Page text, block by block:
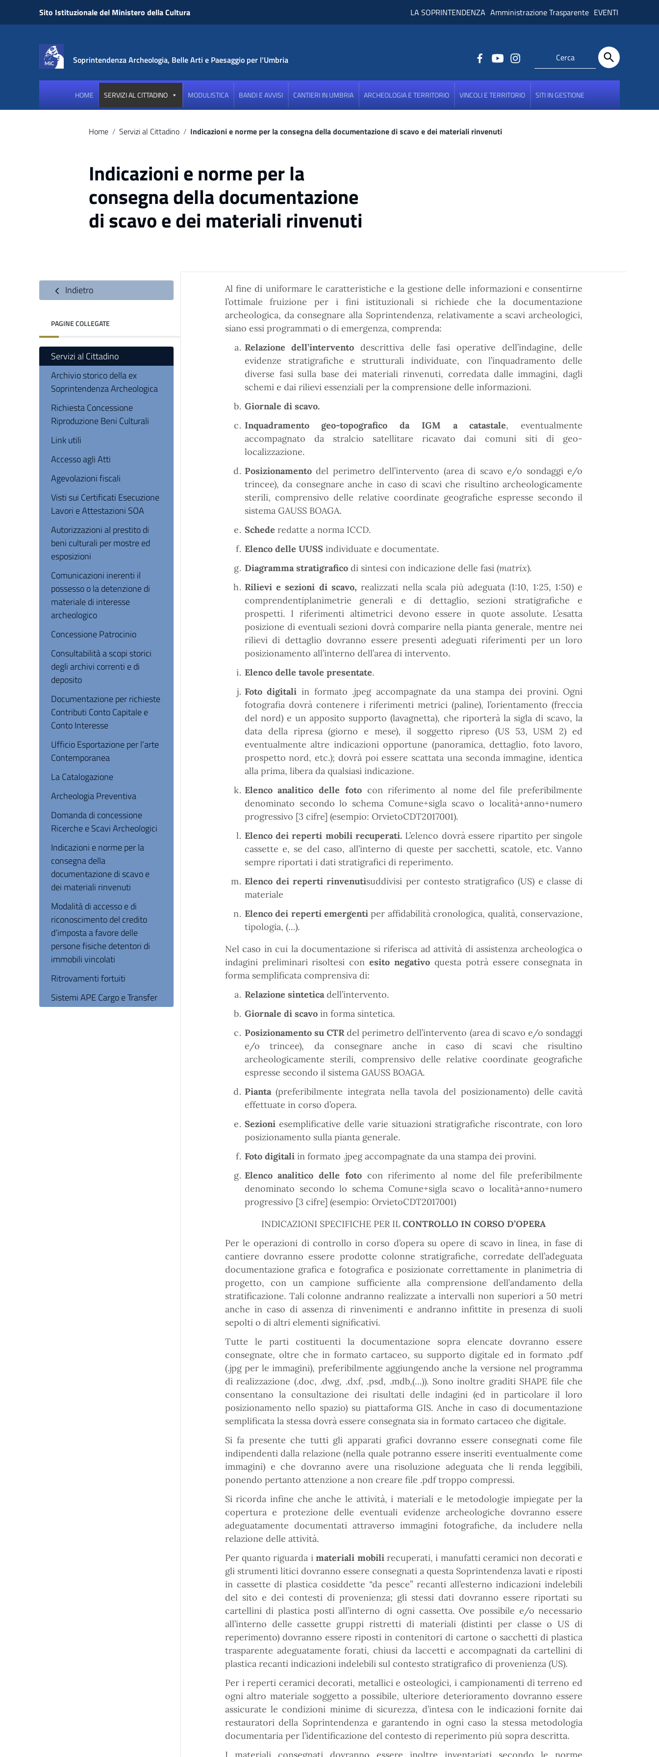
Vai ai contenuti
Vai al menu di navigazione
Sito Istituzionale del Ministero della Cultura LA SOPRINTENDENZA Amministrazione Trasparente EVENTI
Soprintendenza Archeologia, Belle Arti e Paesaggio per l'Umbria
HOME SERVIZI AL CITTADINO MODULISTICA BANDI E AVVISI CANTIERI IN UMBRIA ARCHEOLOGIA E TERRITORIO VINCOLI E TERRITORIO SITI IN GESTIONE
Home / Servizi al Cittadino / Indicazioni e norme per la consegna della documentazione di scavo e dei materiali rinvenuti
Indicazioni e norme per la
consegna della documentazione
di scavo e dei materiali rinvenuti
Indietro
PAGINE COLLEGATE
Servizi al Cittadino
Archivio storico della ex
Soprintendenza Archeologica
Richiesta Concessione
Riproduzione Beni Culturali
Link utili
Accesso agli Atti
Agevolazioni fiscali
Visti sui Certificati Esecuzione
Lavori e Attestazioni SOA
Autorizzazioni al prestito di
beni culturali per mostre ed
esposizioni
Comunicazioni inerenti il
possesso o la detenzione di
materiale di interesse
archeologico
Concessione Patrocinio
Consultabilità a scopi storici
degli archivi correnti e di
deposito
Documentazione per richieste
Contributi Conto Capitale e
Conto Interesse
Ufficio Esportazione per l’arte
Contemporanea
La Catalogazione
Archeologia Preventiva
Domanda di concessione
Ricerche e Scavi Archeologici
Indicazioni e norme per la
consegna della
documentazione di scavo e
dei materiali rinvenuti
Modalità di accesso e di
riconoscimento del credito
d’imposta a favore delle
persone fisiche detentori di
immobili vincolati
Ritrovamenti fortuiti
Sistemi APE Cargo e Transfer
Al fine di uniformare le caratteristiche e la gestione delle informazioni e consentirne
l’ottimale fruizione per i fini istituzionali si richiede che la documentazione
archeologica, da consegnare alla Soprintendenza, relativamente a scavi archeologici,
siano essi programmati o di emergenza, comprenda:
Relazione dell’interventodescrittiva delle fasi operative dell’indagine, delle
evidenze stratigrafiche e strutturali individuate, con l’inquadramento delle
diverse fasi sulla base dei materiali rinvenuti, corredata dalle immagini, dagli
schemi e dai rilievi essenziali per la comprensione delle informazioni.
Giornale di scavo.
Inquadramento geo-topografico da IGM a catastale, eventualmente
accompagnato da stralcio satellitare ricavato dai comuni siti di geo-
localizzazione.
Posizionamentodel perimetro dell’intervento (area di scavo e/o sondaggi e/o
trincee), da consegnare anche in caso di scavi che risultino archeologicamente
sterili, comprensivo delle relative coordinate geografiche espresse secondo il
sistema GAUSS BOAGA.
Schede redatte a norma ICCD.
Elenco delle UUSS individuate e documentate.
Diagramma stratigrafico di sintesi con indicazione delle fasi (matrix).
Rilievi e sezioni di scavo,realizzati nella scala più adeguata (1:10, 1:25, 1:50) e
comprendentiplanimetrie generali e di dettaglio, sezioni stratigrafiche e
prospetti. I riferimenti altimetrici devono essere in quote assolute. L’esatta
posizione di eventuali sezioni dovrà comparire nella pianta generale, mentre nei
rilievi di dettaglio dovranno essere presenti adeguati riferimenti per un loro
posizionamento all’interno dell’area di intervento.
Elenco delle tavole presentate.
Foto digitali in formato .jpeg accompagnate da una stampa dei provini. Ogni
fotografia dovrà contenere i riferimenti metrici (paline), l’orientamento (freccia
del nord) e un apposito supporto (lavagnetta), che riporterà la sigla di scavo, la
data della ripresa (giorno e mese), il soggetto ripreso (US 53, USM 2) ed
eventualmente altre indicazioni opportune (panoramica, dettaglio, foto lavoro,
prospetto nord, etc.); dovrà poi essere scattata una seconda immagine, identica
alla prima, libera da qualsiasi indicazione.
Elenco analitico delle foto con riferimento al nome del file preferibilmente
denominato secondo lo schema Comune+sigla scavo o località+anno+numero
progressivo [3 cifre] (esempio: OrvietoCDT2017001).
Elenco dei reperti mobili recuperati. L’elenco dovrà essere ripartito per singole
cassette e, se del caso, all’interno di queste per sacchetti, scatole, etc. Vanno
sempre riportati i dati stratigrafici di reperimento.
Elenco dei reperti rinvenutisuddivisi per contesto stratigrafico (US) e classe di
materiale
Elenco dei reperti emergentiper affidabilità cronologica, qualità, conservazione,
tipologia, (…).
Nel caso in cui la documentazione si riferisca ad attività di assistenza archeologica o
indagini preliminari risoltesi conesito negativo questa potrà essere consegnata in
forma semplificata comprensiva di:
Relazione sinteticadell’intervento.
Giornale di scavoin forma sintetica.
Posizionamento su CTRdel perimetro dell’intervento (area di scavo e/o sondaggi
e/o trincee), da consegnare anche in caso di scavi che risultino
archeologicamente sterili, comprensivo delle relative coordinate geografiche
espresse secondo il sistema GAUSS BOAGA.
Pianta(preferibilmente integrata nella tavola del posizionamento) delle cavità
effettuate in corso d’opera.
Sezioniesemplificative delle varie situazioni stratigrafiche riscontrate, con loro
posizionamento sulla pianta generale.
Foto digitali in formato .jpeg accompagnate da una stampa dei provini.
Elenco analitico delle foto con riferimento al nome del file preferibilmente
denominato secondo lo schema Comune+sigla scavo o località+anno+numero
progressivo [3 cifre] (esempio: OrvietoCDT2017001)
INDICAZIONI SPECIFICHE PER ILCONTROLLO IN CORSO D’OPERA
Per le operazioni di controllo in corso d’opera su opere di scavo in linea, in fase di
cantiere dovranno essere prodotte colonne stratigrafiche, corredate dell’adeguata
documentazione grafica e fotografica e posizionate correttamente in planimetria di
progetto, con un campione sufficiente alla comprensione dell’andamento della
stratificazione. Tali colonne andranno realizzate a intervalli non superiori a 50 metri
anche in caso di assenza di rinvenimenti e andranno infittite in presenza di suoli
sepolti o di altri elementi significativi.
Tutte le parti costituenti la documentazione sopra elencate dovranno essere
consegnate, oltre che in formato cartaceo, su supporto digitale ed in formato .pdf
(.jpg per le immagini), preferibilmente aggiungendo anche la versione nel programma
di realizzazione (.doc, .dwg, .dxf, .psd, .mdb,(…)). Sono inoltre graditi SHAPE file che
consentano la consultazione dei risultati delle indagini (ed in particolare il loro
posizionamento nello spazio) su piattaforma GIS. Anche in caso di documentazione
semplificata la stessa dovrà essere consegnata sia in formato cartaceo che digitale.
Si fa presente che tutti gli apparati grafici dovranno essere consegnati come file
indipendenti dalla relazione (nella quale potranno essere inseriti eventualmente come
immagini) e che dovranno avere una risoluzione adeguata che li renda leggibili,
ponendo pertanto attenzione a non creare file .pdf troppo compressi.
Si ricorda infine che anche le attività, i materiali e le metodologie impiegate per la
copertura e protezione delle eventuali evidenze archeologiche dovranno essere
adeguatamente documentati attraverso immagini fotografiche, da includere nella
relazione delle attività.
Per quanto riguarda imateriali mobilirecuperati, i manufatti ceramici non decorati e
gli strumenti litici dovranno essere consegnati a questa Soprintendenza lavati e riposti
in cassette di plastica cosiddette “da pesce” recanti all’esterno indicazioni indelebili
del sito e dei contesti di provenienza; gli stessi dati dovranno essere riportati su
cartellini di plastica posti all’interno di ogni cassetta. Ove possibile e/o necessario
all’interno delle cassette gruppi ristretti di materiali (distinti per classe o US di
reperimento) dovranno essere riposti in contenitori di cartone o sacchetti di plastica
trasparente adeguatamente forati, chiusi da laccetti e accompagnati da cartellini di
plastica recanti indicazioni indelebili sul contesto stratigrafico di provenienza (US).
Per i reperti ceramici decorati, metallici e osteologici, i campionamenti di terreno ed
ogni altro materiale soggetto a possibile, ulteriore deterioramento dovranno essere
assicurate le condizioni minime di sicurezza, d’intesa con le indicazioni fornite dai
restauratori della Soprintendenza e garantendo in ogni caso la stessa metodologia
documentaria per l’identificazione del contesto di reperimento più sopra descritta.